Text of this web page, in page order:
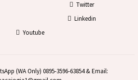
Twitter
Linkedin
Youtube
(WA Only) 0895-3596-63854 & Email: